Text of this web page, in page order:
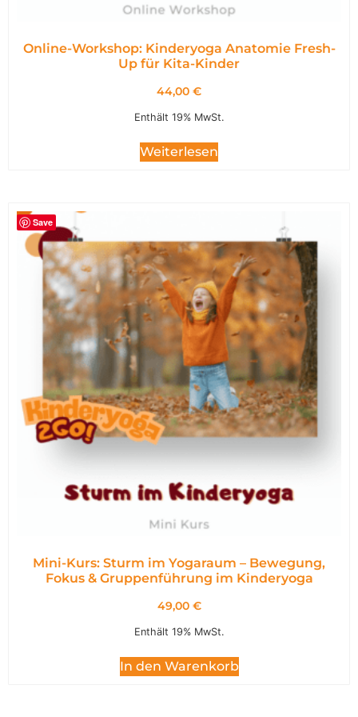
Online-Workshop: Kinderyoga Anatomie Fresh-
Up für Kita-Kinder
44,00 €
Enthält 19% MwSt.
Weiterlesen
Save
Mini-Kurs: Sturm im Yogaraum – Bewegung,
Fokus & Gruppenführung im Kinderyoga
49,00 €
Enthält 19% MwSt.
In den Warenkorb